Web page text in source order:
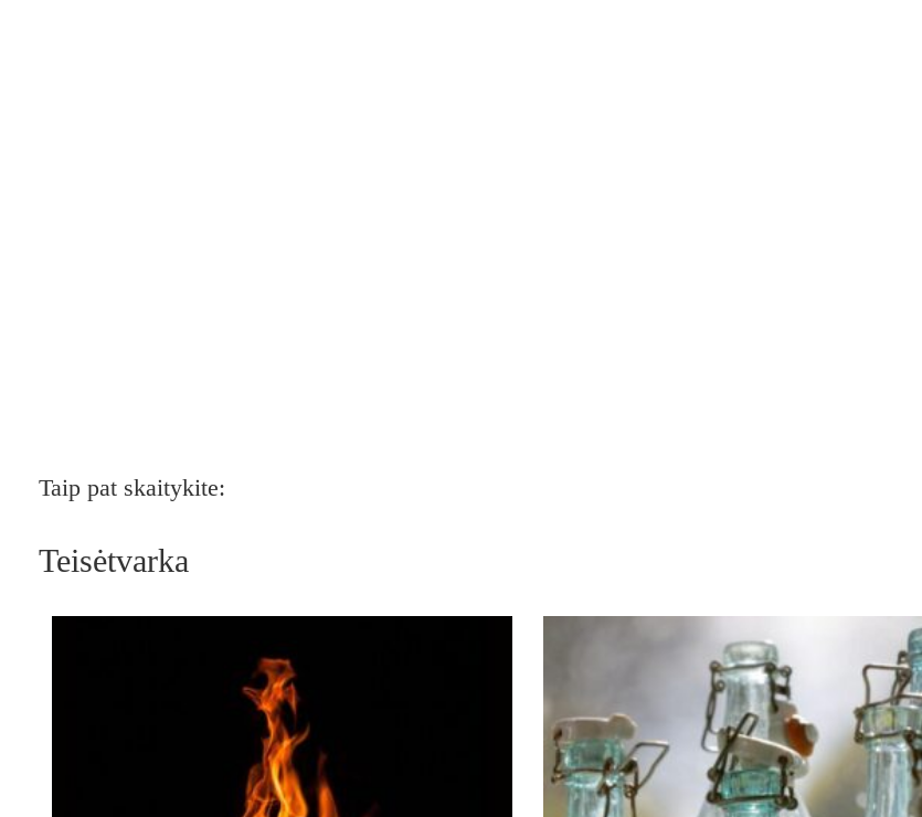
Taip pat skaitykite:
Teisėtvarka